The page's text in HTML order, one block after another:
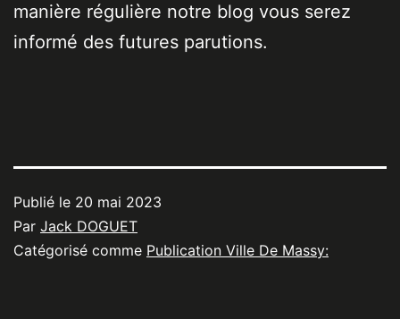
manière régulière notre blog vous serez
informé des futures parutions.
Publié le 20 mai 2023
Par Jack DOGUET
Catégorisé comme Publication Ville De Massy: